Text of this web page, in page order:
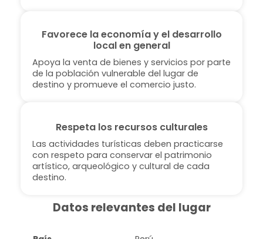
Favorece la economía y el desarrollo
local en general
Apoya la venta de bienes y servicios por parte
de la población vulnerable del lugar de
destino y promueve el comercio justo.
Respeta los recursos culturales
Las actividades turísticas deben practicarse
con respeto para conservar el patrimonio
artístico, arqueológico y cultural de cada
destino.
Datos relevantes del lugar